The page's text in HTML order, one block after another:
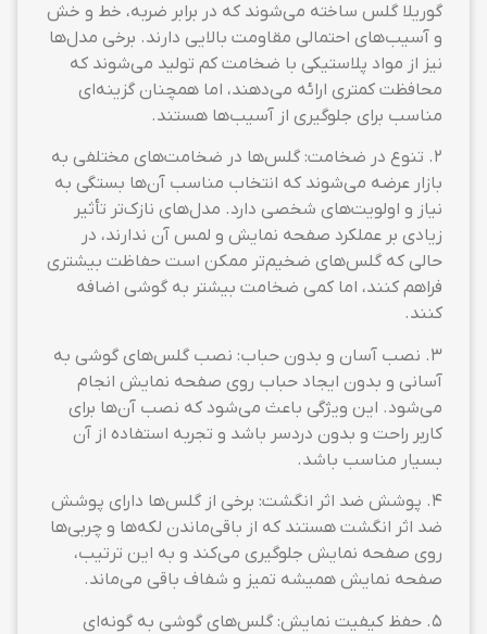
گوریلا گلس ساخته می‌شوند که در برابر ضربه، خط و خش
و آسیب‌های احتمالی مقاومت بالایی دارند. برخی مدل‌ها
نیز از مواد پلاستیکی با ضخامت کم تولید می‌شوند که
محافظت کمتری ارائه می‌دهند، اما همچنان گزینه‌ای
مناسب برای جلوگیری از آسیب‌ها هستند.
2. تنوع در ضخامت: گلس‌ها در ضخامت‌های مختلفی به
بازار عرضه می‌شوند که انتخاب مناسب آن‌ها بستگی به
نیاز و اولویت‌های شخصی دارد. مدل‌های نازک‌تر تأثیر
زیادی بر عملکرد صفحه نمایش و لمس آن ندارند، در
حالی که گلس‌های ضخیم‌تر ممکن است حفاظت بیشتری
فراهم کنند، اما کمی ضخامت بیشتر به گوشی اضافه
کنند.
3. نصب آسان و بدون حباب: نصب گلس‌های گوشی به
آسانی و بدون ایجاد حباب روی صفحه نمایش انجام
می‌شود. این ویژگی باعث می‌شود که نصب آن‌ها برای
کاربر راحت و بدون دردسر باشد و تجربه استفاده از آن
بسیار مناسب باشد.
4. پوشش ضد اثر انگشت: برخی از گلس‌ها دارای پوشش
ضد اثر انگشت هستند که از باقی‌ماندن لکه‌ها و چربی‌ها
روی صفحه نمایش جلوگیری می‌کند و به این ترتیب،
صفحه نمایش همیشه تمیز و شفاف باقی می‌ماند.
5. حفظ کیفیت نمایش: گلس‌های گوشی به گونه‌ای